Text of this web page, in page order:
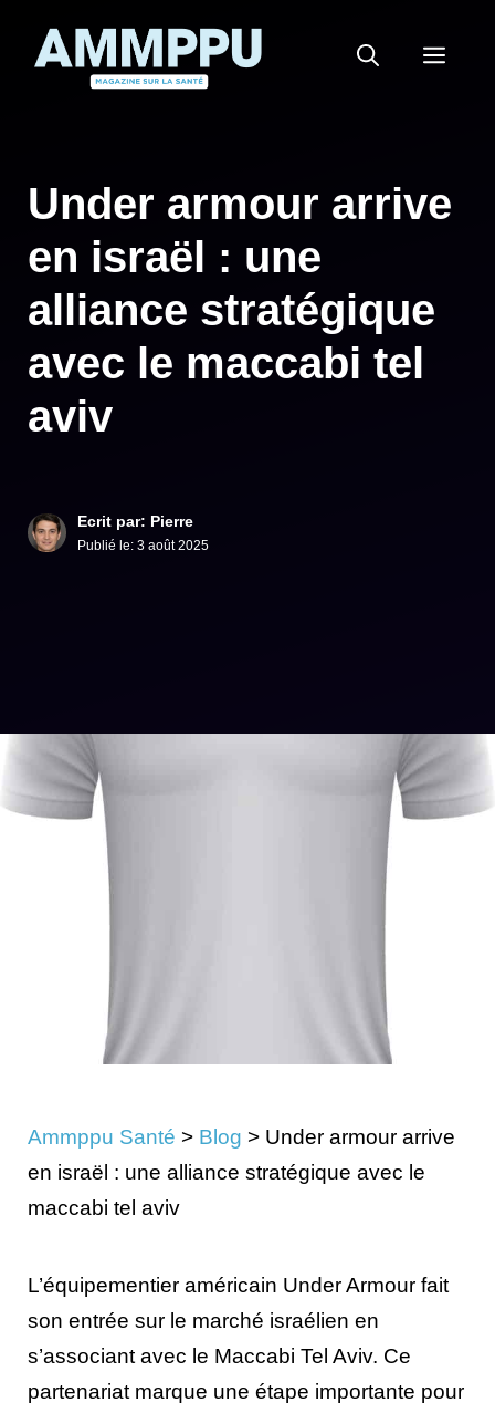
Under armour arrive
en israël : une
alliance stratégique
avec le maccabi tel
aviv
Ecrit par: Pierre
Publié le: 3 août 2025
Ammppu Santé > Blog > Under armour arrive
en israël : une alliance stratégique avec le
maccabi tel aviv
L’équipementier américain Under Armour fait
son entrée sur le marché israélien en
s’associant avec le Maccabi Tel Aviv. Ce
partenariat marque une étape importante pour